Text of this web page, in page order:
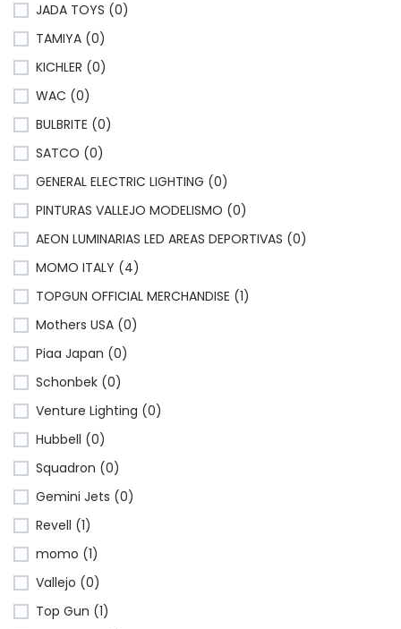
JADA TOYS (0)
TAMIYA (0)
KICHLER (0)
WAC (0)
BULBRITE (0)
SATCO (0)
GENERAL ELECTRIC LIGHTING (0)
PINTURAS VALLEJO MODELISMO (0)
AEON LUMINARIAS LED AREAS DEPORTIVAS (0)
MOMO ITALY (4)
TOPGUN OFFICIAL MERCHANDISE (1)
Mothers USA (0)
Piaa Japan (0)
Schonbek (0)
Venture Lighting (0)
Hubbell (0)
Squadron (0)
Gemini Jets (0)
Revell (1)
momo (1)
Vallejo (0)
Top Gun (1)